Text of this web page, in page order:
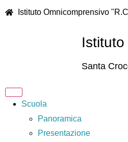
Istituto Omnicomprensivo
Santa
Scuola
Panoramica
Presentazione